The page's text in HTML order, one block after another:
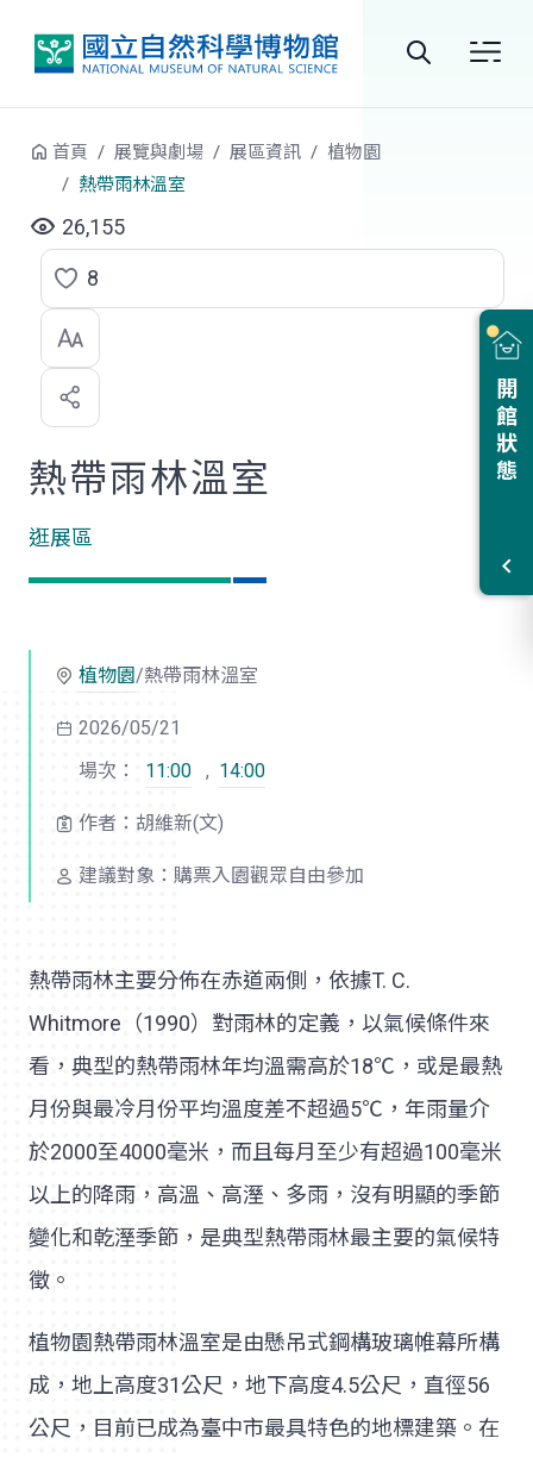
開館狀態
首頁 展覽與劇場 展區資訊
植物園
熱帶雨林溫室
26,155
點
選
喜
歡
8
熱帶雨林溫室
逛展區
植物園/熱帶雨林溫室
2026/05/21
場次：
11:00 , 14:00
作者：胡維新(文)
建議對象：購票入園觀眾自由參加
熱帶雨林主要分佈在赤道兩側，依據T. C.
Whitmore（1990）對雨林的定義，以氣候條件來
看，典型的熱帶雨林年均溫需高於18℃，或是最熱
月份與最冷月份平均溫度差不超過5℃，年雨量介
於2000至4000毫米，而且每月至少有超過100毫米
以上的降雨，高溫、高溼、多雨，沒有明顯的季節
變化和乾溼季節，是典型熱帶雨林最主要的氣候特
徵。
植物園熱帶雨林溫室是由懸吊式鋼構玻璃帷幕所構
成，地上高度31公尺，地下高度4.5公尺，直徑56
公尺，目前已成為臺中市最具特色的地標建築。在